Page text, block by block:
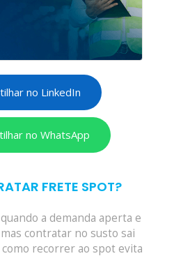
no LinkedIn
no WhatsApp
FRETE SPOT?
a demanda aperta e
contratar no susto sai
como recorrer ao spot evita